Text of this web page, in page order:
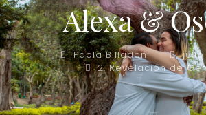
Alexa &
Paola Billadoni
julio
2. Revelación de